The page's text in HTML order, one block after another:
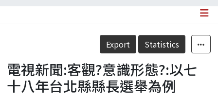
Statistics
Details
Export Statistics
電視新聞:客觀?意識形態?:以七
十八年台北縣縣長選舉為例